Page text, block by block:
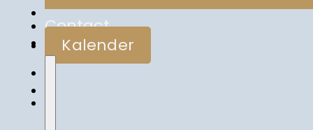
Contact
Kalender